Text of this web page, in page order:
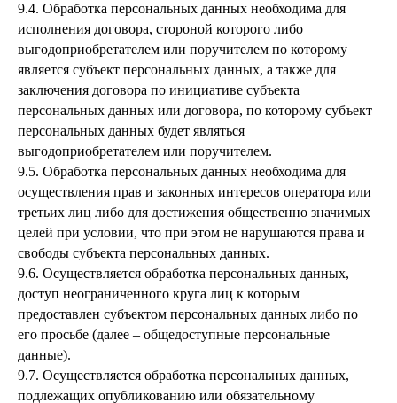
9.4. Обработка персональных данных необходима для
исполнения договора, стороной которого либо
выгодоприобретателем или поручителем по которому
является субъект персональных данных, а также для
заключения договора по инициативе субъекта
персональных данных или договора, по которому субъект
персональных данных будет являться
выгодоприобретателем или поручителем.
9.5. Обработка персональных данных необходима для
осуществления прав и законных интересов оператора или
третьих лиц либо для достижения общественно значимых
целей при условии, что при этом не нарушаются права и
свободы субъекта персональных данных.
9.6. Осуществляется обработка персональных данных,
доступ неограниченного круга лиц к которым
предоставлен субъектом персональных данных либо по
его просьбе (далее – общедоступные персональные
данные).
9.7. Осуществляется обработка персональных данных,
подлежащих опубликованию или обязательному